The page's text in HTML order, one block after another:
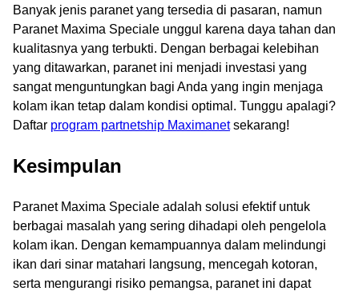
Banyak jenis paranet yang tersedia di pasaran, namun
Paranet Maxima Speciale unggul karena daya tahan dan
kualitasnya yang terbukti. Dengan berbagai kelebihan
yang ditawarkan, paranet ini menjadi investasi yang
sangat menguntungkan bagi Anda yang ingin menjaga
kolam ikan tetap dalam kondisi optimal. Tunggu apalagi?
Daftar program partnetship Maximanetsekarang!
Kesimpulan
Paranet Maxima Speciale adalah solusi efektif untuk
berbagai masalah yang sering dihadapi oleh pengelola
kolam ikan. Dengan kemampuannya dalam melindungi
ikan dari sinar matahari langsung, mencegah kotoran,
serta mengurangi risiko pemangsa, paranet ini dapat